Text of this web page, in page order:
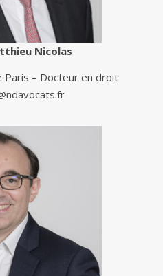
Nicolas
Paris – Docteur en droit